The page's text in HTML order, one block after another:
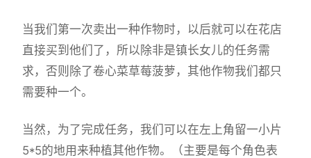
当我们第一次卖出一种作物时，以后就可以在花店
直接买到他们了，所以除非是镇长女儿的任务需
求，否则除了卷心菜草莓菠萝，其他作物我们都只
需要种一个。
当然，为了完成任务，我们可以在左上角留一小片
5*5的地用来种植其他作物。（主要是每个角色表